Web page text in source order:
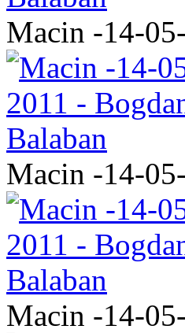
Macin -14-
Macin -14-
Macin -14-